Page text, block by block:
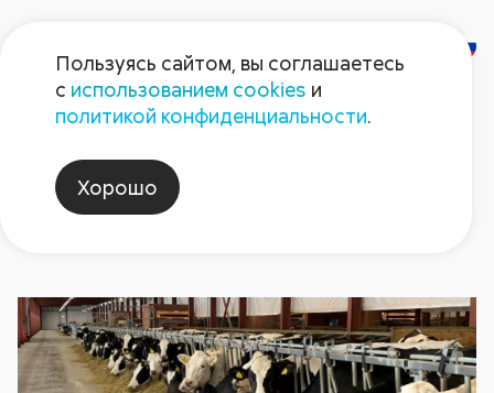
Новости
Пользуясь сайтом, вы соглашаетесь
с использованием cookies и
политикой конфиденциальности.
Хорошо